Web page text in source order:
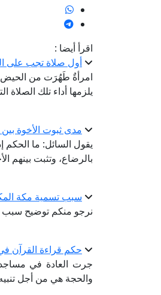
اقرأ أيضا :
أول صلاة تجب على
امرأةٌ طَهُرَت من الحيض
يلزمها أداء تلك
مدى ثبوت الأخوة بين
يقول السائل: ما الحكم
بالرضاع، وتثبت بينهم
سبب تسمية مكة
نرجو منكم توضيح سبب
حكم قراءة القرآن
جرت العادة في
والحجة هي من أجل